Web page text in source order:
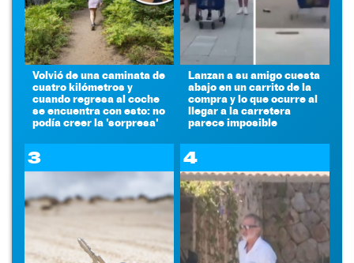
Volvió de una caminata de
cuatro kilómetros y
cuando regresa al coche
se encuentra con esto: no
podía creer la 'sorpresa'
Lanzan a su amigo cuesta
abajo en un carrito de la
compra y lo que ocurre al
llegar a la carretera
parece imposible
3 4